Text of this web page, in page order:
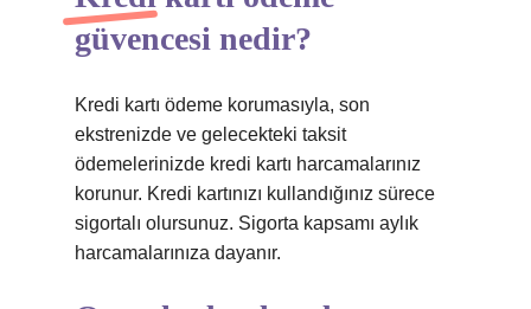
güvencesi nedir?
Kredi kartı ödeme korumasıyla, son
ekstrenizde ve gelecekteki taksit
ödemelerinizde kredi kartı harcamalarınız
korunur. Kredi kartınızı kullandığınız sürece
sigortalı olursunuz. Sigorta kapsamı aylık
harcamalarınıza dayanır.